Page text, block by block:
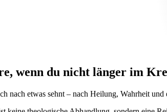
wenn du nicht länger im
nach etwas sehnt – nach Heilung, Wahrheit